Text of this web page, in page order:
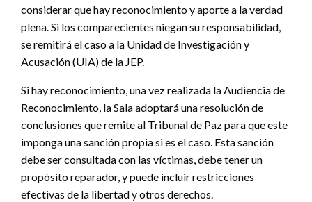
considerar que hay reconocimiento y aporte a la verdad
plena. Si los comparecientes niegan su responsabilidad,
se remitirá el caso a la Unidad de Investigación y
Acusación (UIA) de la JEP.
Si hay reconocimiento, una vez realizada la Audiencia de
Reconocimiento, la Sala adoptará una resolución de
conclusiones que remite al Tribunal de Paz para que este
imponga una sanción propia si es el caso. Esta sanción
debe ser consultada con las víctimas, debe tener un
propósito reparador, y puede incluir restricciones
efectivas de la libertad y otros derechos.